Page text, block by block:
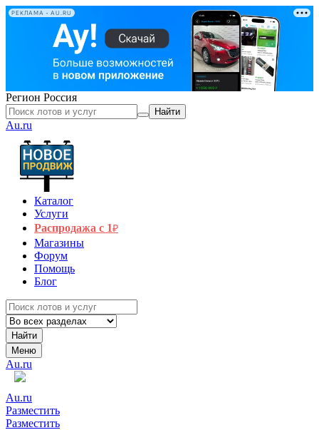
РЕКЛАМА • AU.RU
Регион Россия
Найти
Au.ru
Каталог
Услуги
Распродажа с 1₽
Магазины
Форум
Помощь
Блог
Найти
Меню
Au.ru
Au.ru
Разместить
Разместить